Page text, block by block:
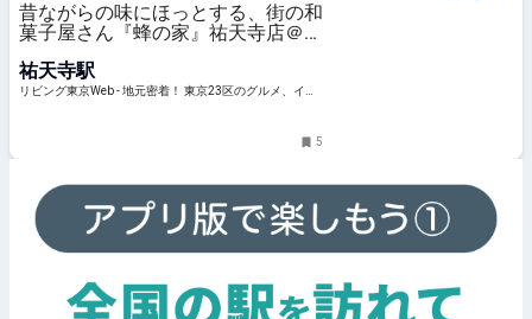
昔ながらの味にほっとする、街の和
菓子屋さん『蜂の家』祐天寺店＠祐
祐天寺駅
リビング東京Web - 地元密着！ 東京23区のグルメ、イベ
5